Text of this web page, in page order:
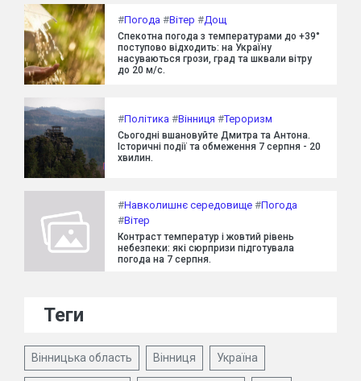
#Погода #Вітер #Дощ
Спекотна погода з температурами до +39°
поступово відходить: на Україну
насуваються грози, град та шквали вітру
до 20 м/с.
#Політика #Вінниця #Тероризм
Сьогодні вшановуйте Дмитра та Антона.
Історичні події та обмеження 7 серпня - 20
хвилин.
#Навколишнє середовище #Погода
#Вітер
Контраст температур і жовтий рівень
небезпеки: які сюрпризи підготувала
погода на 7 серпня.
Теги
Вінницька область Вінниця Україна